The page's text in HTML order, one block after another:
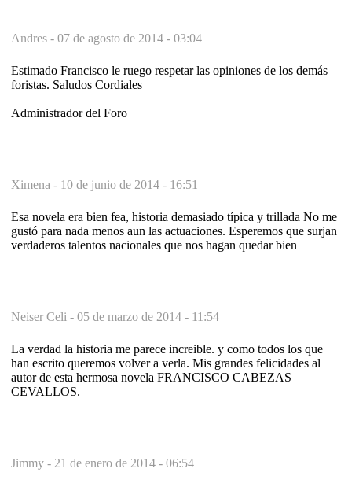
Andres - 07 de agosto de 2014 - 03:04
Estimado Francisco le ruego respetar las opiniones de los demás
foristas. Saludos Cordiales
Administrador del Foro
Ximena - 10 de junio de 2014 - 16:51
Esa novela era bien fea, historia demasiado típica y trillada No me
gustó para nada menos aun las actuaciones. Esperemos que surjan
verdaderos talentos nacionales que nos hagan quedar bien
Neiser Celi - 05 de marzo de 2014 - 11:54
La verdad la historia me parece increible. y como todos los que
han escrito queremos volver a verla. Mis grandes felicidades al
autor de esta hermosa novela FRANCISCO CABEZAS
CEVALLOS.
Jimmy - 21 de enero de 2014 - 06:54